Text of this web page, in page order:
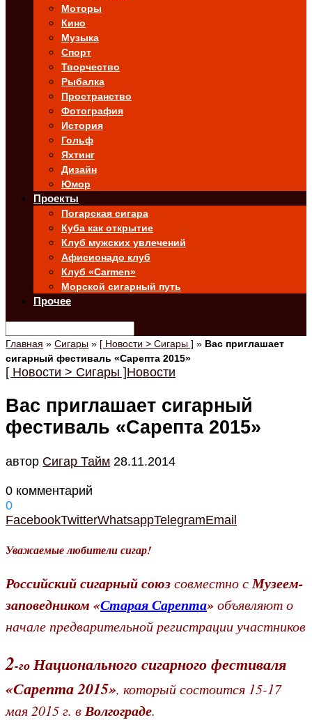
Моторы
Кино
Музыка
Спорт
Творчество
Рыбалка
Пространство
Фотография
История
Гольф
Яхтинг
Дизайн
Юмор
Проекты
Погарская сигара
Куба как открытие
Клуб мужских увлечений
Афисионадо клуб
Клуб «Carmen»
Морской сигарный путь
Прочее
Главная » Сигары » [ Новости > Сигары ] » Вас приглашает
сигарный фестиваль «Сарепта 2015»
[ Новости > Сигары ]Новости
Вас приглашает сигарный
фестиваль «Сарепта 2015»
автор Cигар Тайм 28.11.2014
0 комментарий
0
FacebookTwitterWhatsappTelegramEmail
Уважаемые любители сигар!
Российский сигарный союзсовместно сМузеем-
заповедником «Старая Сарепта»объявляют о
начале предварительной регистрации участников
2-го Национального сигарного фестиваля
«Сарепта 2015», который состоится 15-17
мая 2015 г. вВолгограде.